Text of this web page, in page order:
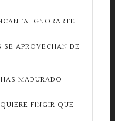
IGNORARTE
APROVECHAN DE
MADURADO
FINGIR QUE